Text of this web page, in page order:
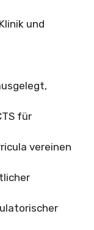
und
für
vereinen